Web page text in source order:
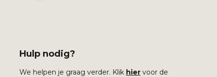
Hulp nodig?
We helpen je graag verder. Klik hier voor de